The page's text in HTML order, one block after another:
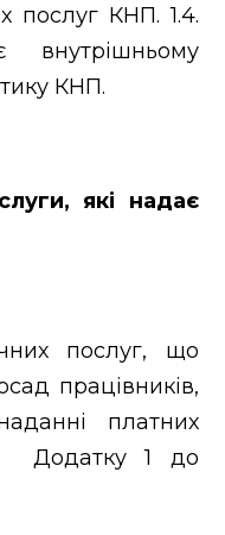
послуг КНП. 1.4.
внутрішньому
КНП.
які надає
послуг, що
працівників,
платних
Додатку 1 до